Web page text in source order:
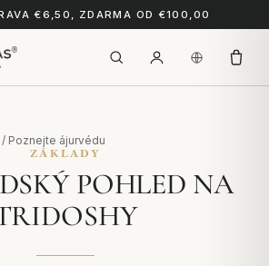
€6,50, ZDARMA OD €100,00
/ Poznejte ájurvédu
ZÁKLADY
POHLED NA